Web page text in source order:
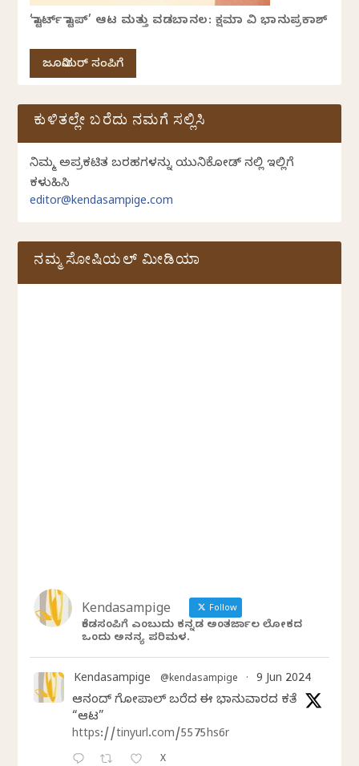
‘ಸ್ಟಾರ್ಟ್ ಸ್ಟಾಪ್’ ಆಟ ಮತ್ತು ವಡಬಾನಲ: ಕ್ಷಮಾ ವಿ ಭಾನುಪ್ರಕಾಶ್
ಜೂನಿಯರ್ ಸಂಪಿಗೆ
ಕುಳಿತಲ್ಲೇ ಬರೆದು ನಮಗೆ ಸಲ್ಲಿಸಿ
ನಿಮ್ಮ ಅಪ್ರಕಟಿತ ಬರಹಗಳನ್ನು ಯುನಿಕೋಡ್ ನಲ್ಲಿ ಇಲ್ಲಿಗೆ
ಕಳುಹಿಸಿ
editor@kendasampige.com
ನಮ್ಮ ಸೋಷಿಯಲ್‌ ಮೀಡಿಯಾ
Kendasampige Follow
ಕೆಂಡಸಂಪಿಗೆ ಎಂಬುದು ಕನ್ನಡ ಅಂತರ್ಜಾಲ ಲೋಕದ
ಒಂದು ಅನನ್ಯ ಪರಿಮಳ.
Kendasampige @kendasampige · 9 Jun 2024
ಆನಂದ್‌ ಗೋಪಾಲ್‌ ಬರೆದ ಈ ಭಾನುವಾರದ ಕತೆ
“ಆಟ”
https://tinyurl.com/5575hs6r
X